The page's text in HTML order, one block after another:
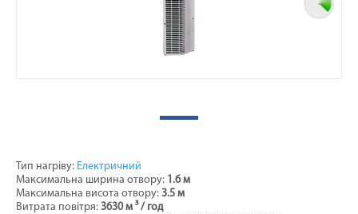
Тип нагріву: Електричний
Максимальна ширина отвору: 1.6 м
Максимальна висота отвору: 3.5 м
Витрата повітря: 3630 м ³ / год